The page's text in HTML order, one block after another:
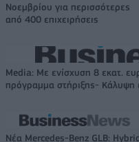
Νοεμβρίου για περισσότερες
από 400 επιχειρήσεις
Media: Με ενίσχυση 8 εκατ.
πρόγραμμα στήριξης-
Νέα Mercedes-Benz GLB: